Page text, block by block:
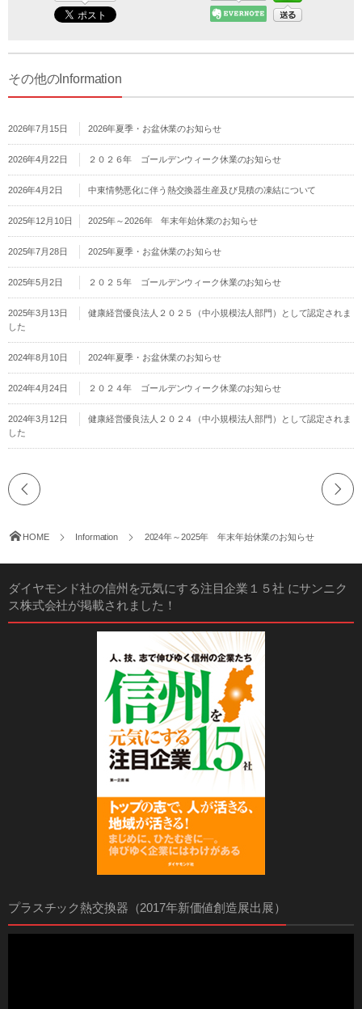
その他のInformation
2026年7月15日 2026年夏季・お盆休業のお知らせ
2026年4月22日 ２０２６年 ゴールデンウィーク休業のお知らせ
2026年4月2日 中東情勢悪化に伴う熱交換器生産及び見積の凍結について
2025年12月10日 2025年～2026年 年末年始休業のお知らせ
2025年7月28日 2025年夏季・お盆休業のお知らせ
2025年5月2日 ２０２５年 ゴールデンウィーク休業のお知らせ
2025年3月13日
健康経営優良法人２０２５（中小規模法人部門）として認定されま
した
2024年8月10日 2024年夏季・お盆休業のお知らせ
2024年4月24日 ２０２４年 ゴールデンウィーク休業のお知らせ
2024年3月12日
健康経営優良法人２０２４（中小規模法人部門）として認定されま
した
HOME Information 2024年～2025年 年末年始休業のお知らせ
ダイヤモンド社の信州を元気にする注目企業１５社 にサンニク
ス株式会社が掲載されました！
プラスチック熱交換器（2017年新価値創造展出展）